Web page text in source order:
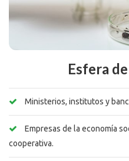
Esfera
Ministerios, institutos y
Empresas de la economía
cooperativa.